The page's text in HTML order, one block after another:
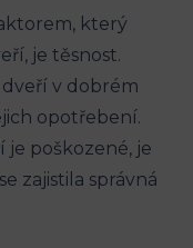
‍který
je těsnost.​
v dobrém
opotřebení.
je poškozené, ‍je
zajistila ‍správná